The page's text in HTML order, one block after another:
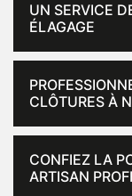
UN SERVICE
ÉLAGAGE
CLÔTURES À
CONFIEZ LA
ARTISAN